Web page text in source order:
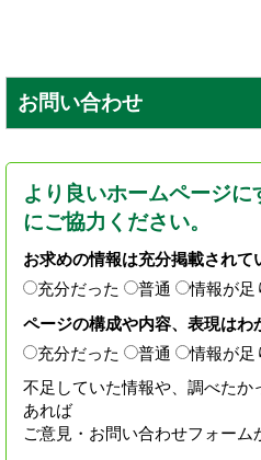
お問い合わせ
より良いホームページに
にご協力ください。
お求めの情報は充分掲載されて
充分だった
普通
情報が足
ページの構成や内容、表現はわ
充分だった
普通
情報が足
不足していた情報や、調べた
あれば
ご意見・お問い合わせフォーム